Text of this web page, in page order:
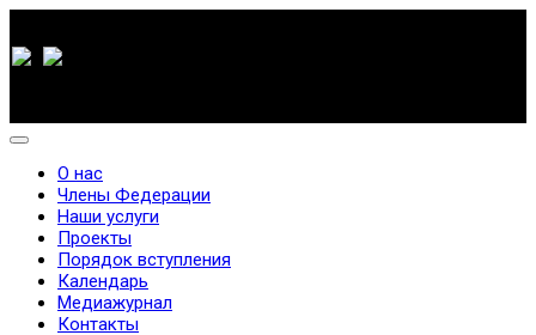
О нас
Члены Федерации
Наши услуги
Проекты
Порядок вступления
Календарь
Медиажурнал
Контакты